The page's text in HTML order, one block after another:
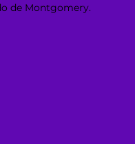
de Montgomery.